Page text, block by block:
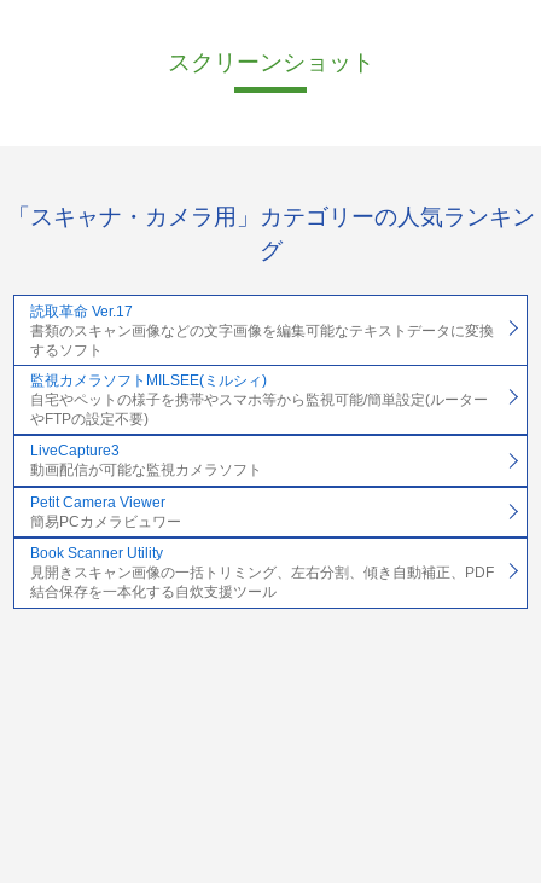
スクリーンショット
「スキャナ・カメラ用」カテゴリーの人気ランキン
グ
読取革命 Ver.17
書類のスキャン画像などの文字画像を編集可能なテキストデータに変換
するソフト
監視カメラソフトMILSEE(ミルシィ)
自宅やペットの様子を携帯やスマホ等から監視可能/簡単設定(ルーター
やFTPの設定不要)
LiveCapture3
動画配信が可能な監視カメラソフト
Petit Camera Viewer
簡易PCカメラビュワー
Book Scanner Utility
見開きスキャン画像の一括トリミング、左右分割、傾き自動補正、PDF
結合保存を一本化する自炊支援ツール